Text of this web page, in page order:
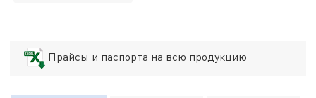
Прайсы и паспорта на всю продукцию